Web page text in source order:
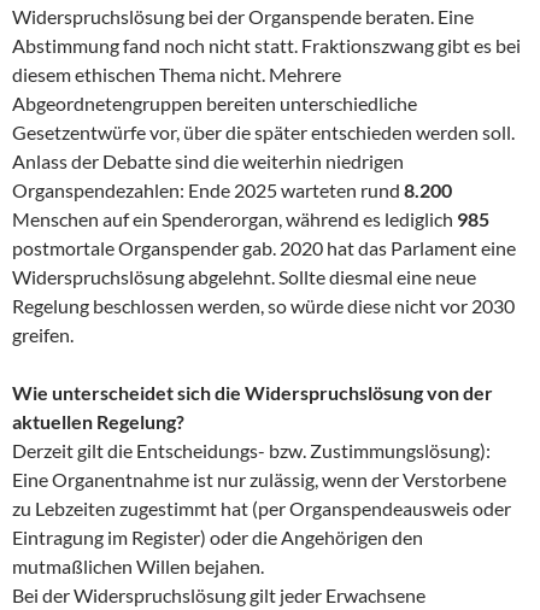
Widerspruchslösung bei der Organspende beraten. Eine
Abstimmung fand noch nicht statt. Fraktionszwang gibt es bei
diesem ethischen Thema nicht. Mehrere
Abgeordnetengruppen bereiten unterschiedliche
Gesetzentwürfe vor, über die später entschieden werden soll.
Anlass der Debatte sind die weiterhin niedrigen
Organspendezahlen: Ende 2025 warteten rund 8.200
Menschen auf ein Spenderorgan, während es lediglich 985
postmortale Organspender gab. 2020 hat das Parlament eine
Widerspruchslösung abgelehnt. Sollte diesmal eine neue
Regelung beschlossen werden, so würde diese nicht vor 2030
greifen.
Wie unterscheidet sich die Widerspruchslösung von der
aktuellen Regelung?
Derzeit gilt die Entscheidungs- bzw. Zustimmungslösung):
Eine Organentnahme ist nur zulässig, wenn der Verstorbene
zu Lebzeiten zugestimmt hat (per Organspendeausweis oder
Eintragung im Register) oder die Angehörigen den
mutmaßlichen Willen bejahen.
Bei der Widerspruchslösung gilt jeder Erwachsene